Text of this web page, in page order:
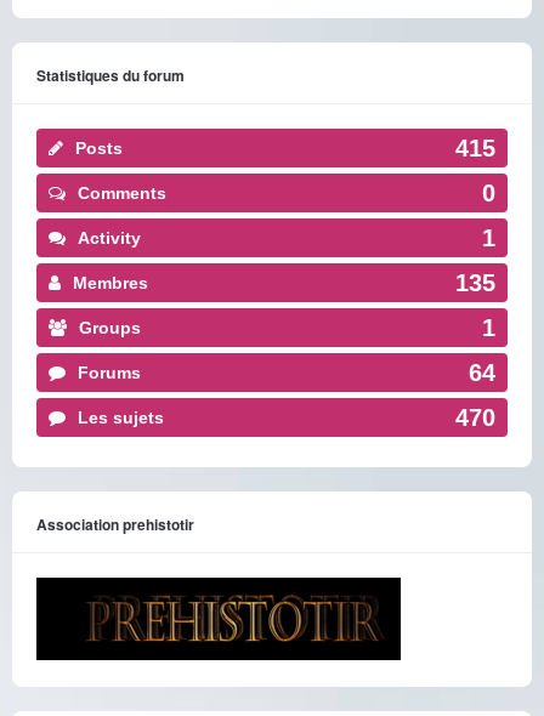
Statistiques du forum
Posts 415
Comments 0
Activity 1
Membres 135
Groups 1
Forums 64
Les sujets 470
Association prehistotir